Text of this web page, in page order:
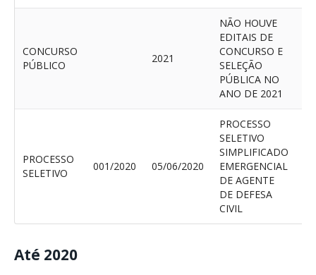
CONCURSO
PÚBLICO
2021
NÃO HOUVE
EDITAIS DE
CONCURSO E
SELEÇÃO
PÚBLICA NO
ANO DE 2021
PROCESSO
SELETIVO
001/2020 05/06/2020
PROCESSO
SELETIVO
SIMPLIFICADO
EMERGENCIAL
DE AGENTE
DE DEFESA
CIVIL
Até 2020